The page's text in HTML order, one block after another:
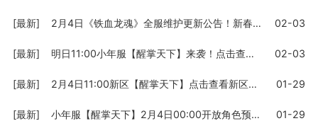
[最新] 2月4日《铁血龙魂》全服维护更新公告！新春特辑前奏 02-03
[最新] 明日11:00小年服【醒掌天下】来袭！点击查看详情 02-03
[最新] 2月4日11:00新区【醒掌天下】点击查看新区福利活动 01-29
[最新] 小年服【醒掌天下】2月4日00:00开放角色预创建 01-29